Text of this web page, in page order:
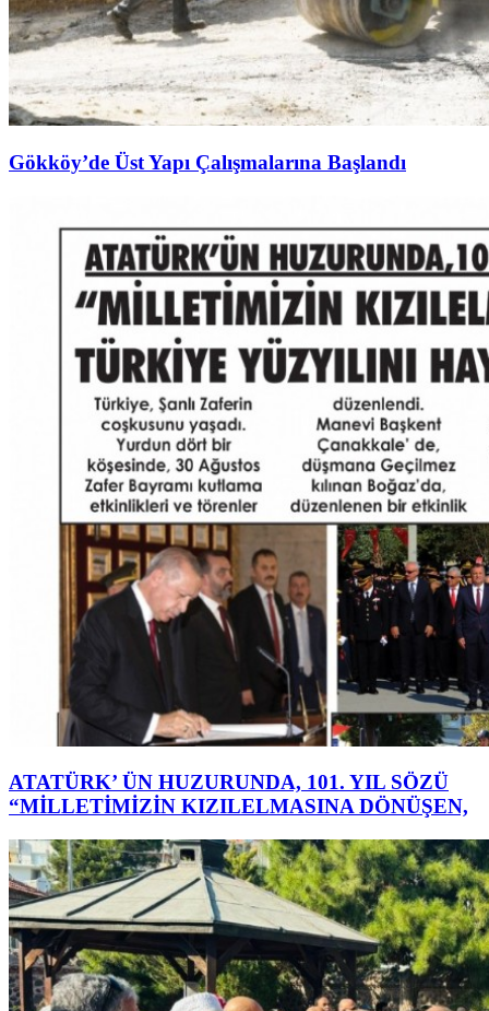
Gökköy’de Üst Yapı Çalışmalarına Başlandı
ATATÜRK’ ÜN HUZURUNDA, 101. YIL SÖZÜ
“MİLLETİMİZİN KIZILELMASINA DÖNÜŞEN,